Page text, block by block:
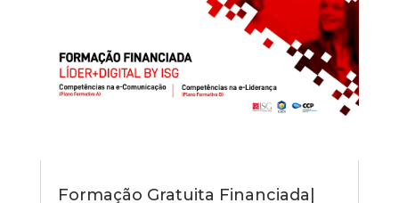
Formação Gratuita Financiada|